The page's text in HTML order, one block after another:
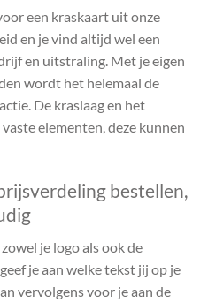
een kraskaart uit onze
en je vind altijd wel een
en uitstraling. Met je eigen
wordt het helemaal de
De kraslaag en het
elementen, deze kunnen
bestellen,
je logo als ook de
je aan welke tekst jij op je
vervolgens voor je aan de